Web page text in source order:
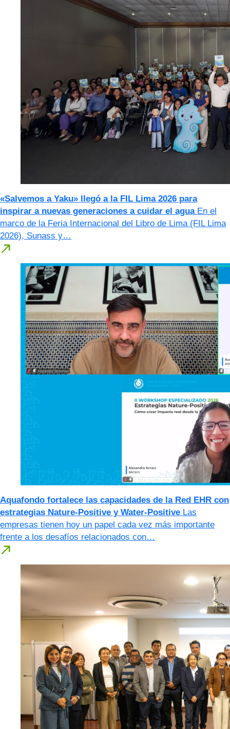
«Salvemos a Yaku» llegó a la FIL Lima 2026 para
inspirar a nuevas generaciones a cuidar el agua En el
marco de la Feria Internacional del Libro de Lima (FIL Lima
2026), Sunass y…
Aquafondo fortalece las capacidades de la Red EHR con
estrategias Nature-Positive y Water-Positive Las
empresas tienen hoy un papel cada vez más importante
frente a los desafíos relacionados con…